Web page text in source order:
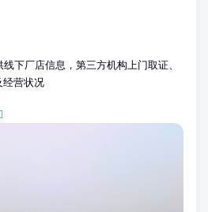
下厂店信息，第三方机构上门取证、
经营状况